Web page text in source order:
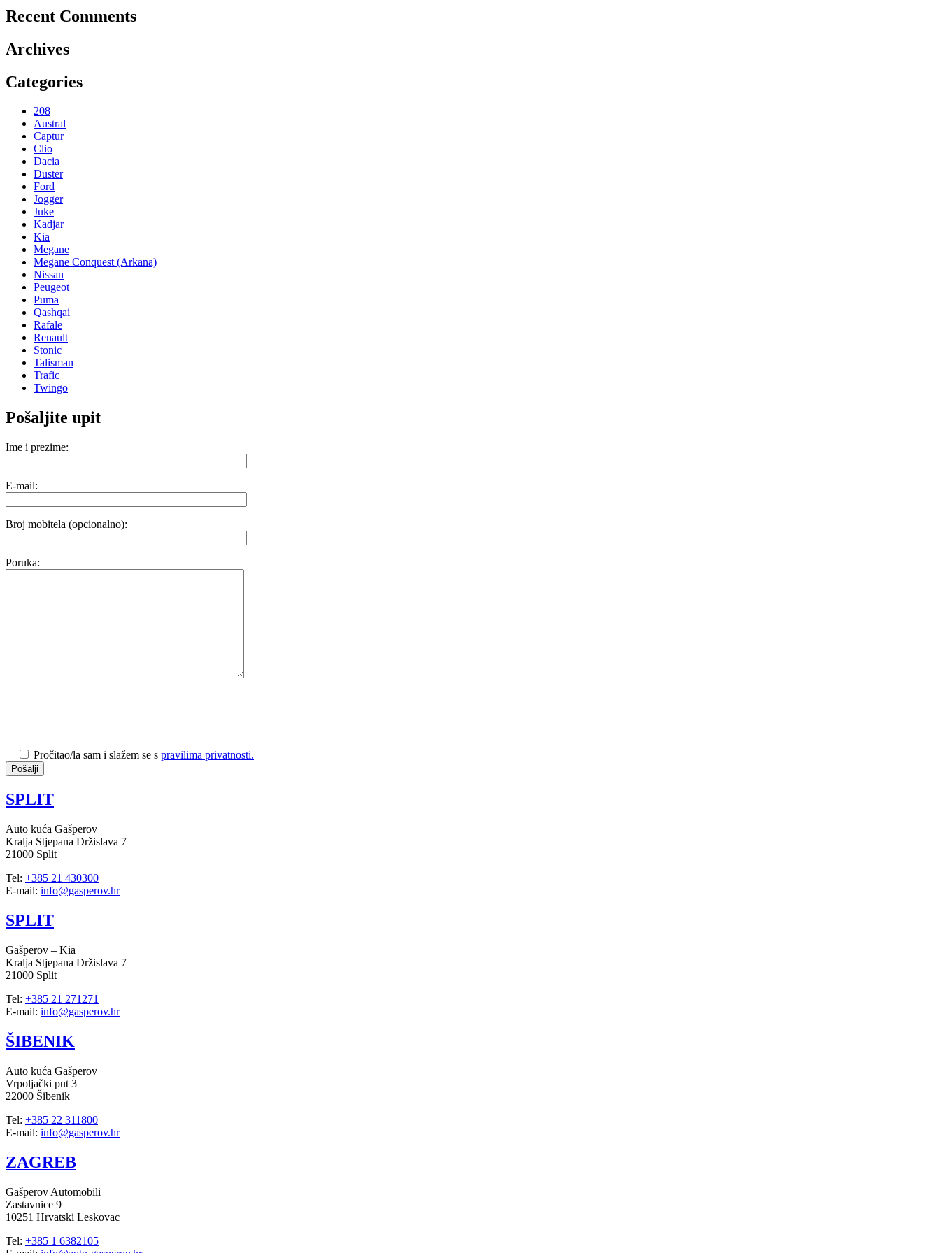
Recent Comments
Archives
Categories
208
Austral
Captur
Clio
Dacia
Duster
Ford
Jogger
Juke
Kadjar
Kia
Megane
Megane Conquest (Arkana)
Nissan
Peugeot
Puma
Qashqai
Rafale
Renault
Stonic
Talisman
Trafic
Twingo
Pošaljite upit
Ime i prezime:
E-mail:
Broj mobitela (opcionalno):
Poruka:
Pročitao/la sam i slažem se s pravilima privatnosti.
SPLIT
Auto kuća Gašperov
Kralja Stjepana Držislava 7
21000 Split
Tel: +385 21 430300
E-mail: info@gasperov.hr
SPLIT
Gašperov – Kia
Kralja Stjepana Držislava 7
21000 Split
Tel: +385 21 271271
E-mail: info@gasperov.hr
ŠIBENIK
Auto kuća Gašperov
Vrpoljački put 3
22000 Šibenik
Tel: +385 22 311800
E-mail: info@gasperov.hr
ZAGREB
Gašperov Automobili
Zastavnice 9
10251 Hrvatski Leskovac
Tel: +385 1 6382105